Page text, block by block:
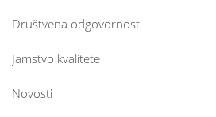
Društvena odgovornost
Jamstvo kvalitete
Novosti